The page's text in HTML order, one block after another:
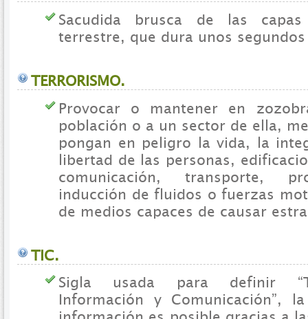
Sacudida brusca de las
terrestre, que dura unos segundos
TERRORISMO.
Provocar o mantener en
población o a un sector de ella,
pongan en peligro la vida, la
libertad de las personas,
comunicación, transporte,
inducción de fluidos o fuerzas
de medios capaces de causar
TIC.
Sigla usada para definir
Información y Comunicación”,